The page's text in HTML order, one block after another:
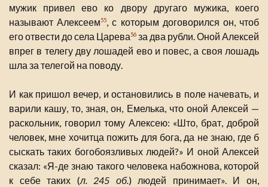
мужик привел ево ко двору другаго мужика, коего
называют Алексеем55, с которым договорился он, чтоб
его отвести до села Царева56 за два рубли. Оной Алексей
впрег в телегу дву лошадей ево и повес, а своя лошадь
шла за телегой на поводу.
И как пришол вечер, и остановились в поле начевать, и
варили кашу, то, зная, он, Емелька, что оной Алексей —
раскольник, говорил тому Алексею: «Што, брат, доброй
человек, мне хочитца пожить для бога, да не знаю, где б
сыскать таких богобоязливых людей?» И оной Алексей
сказал: «Я-де знаю такого человека набожнова, которой
к себе таких (л. 245 об.) людей принимает». И он,